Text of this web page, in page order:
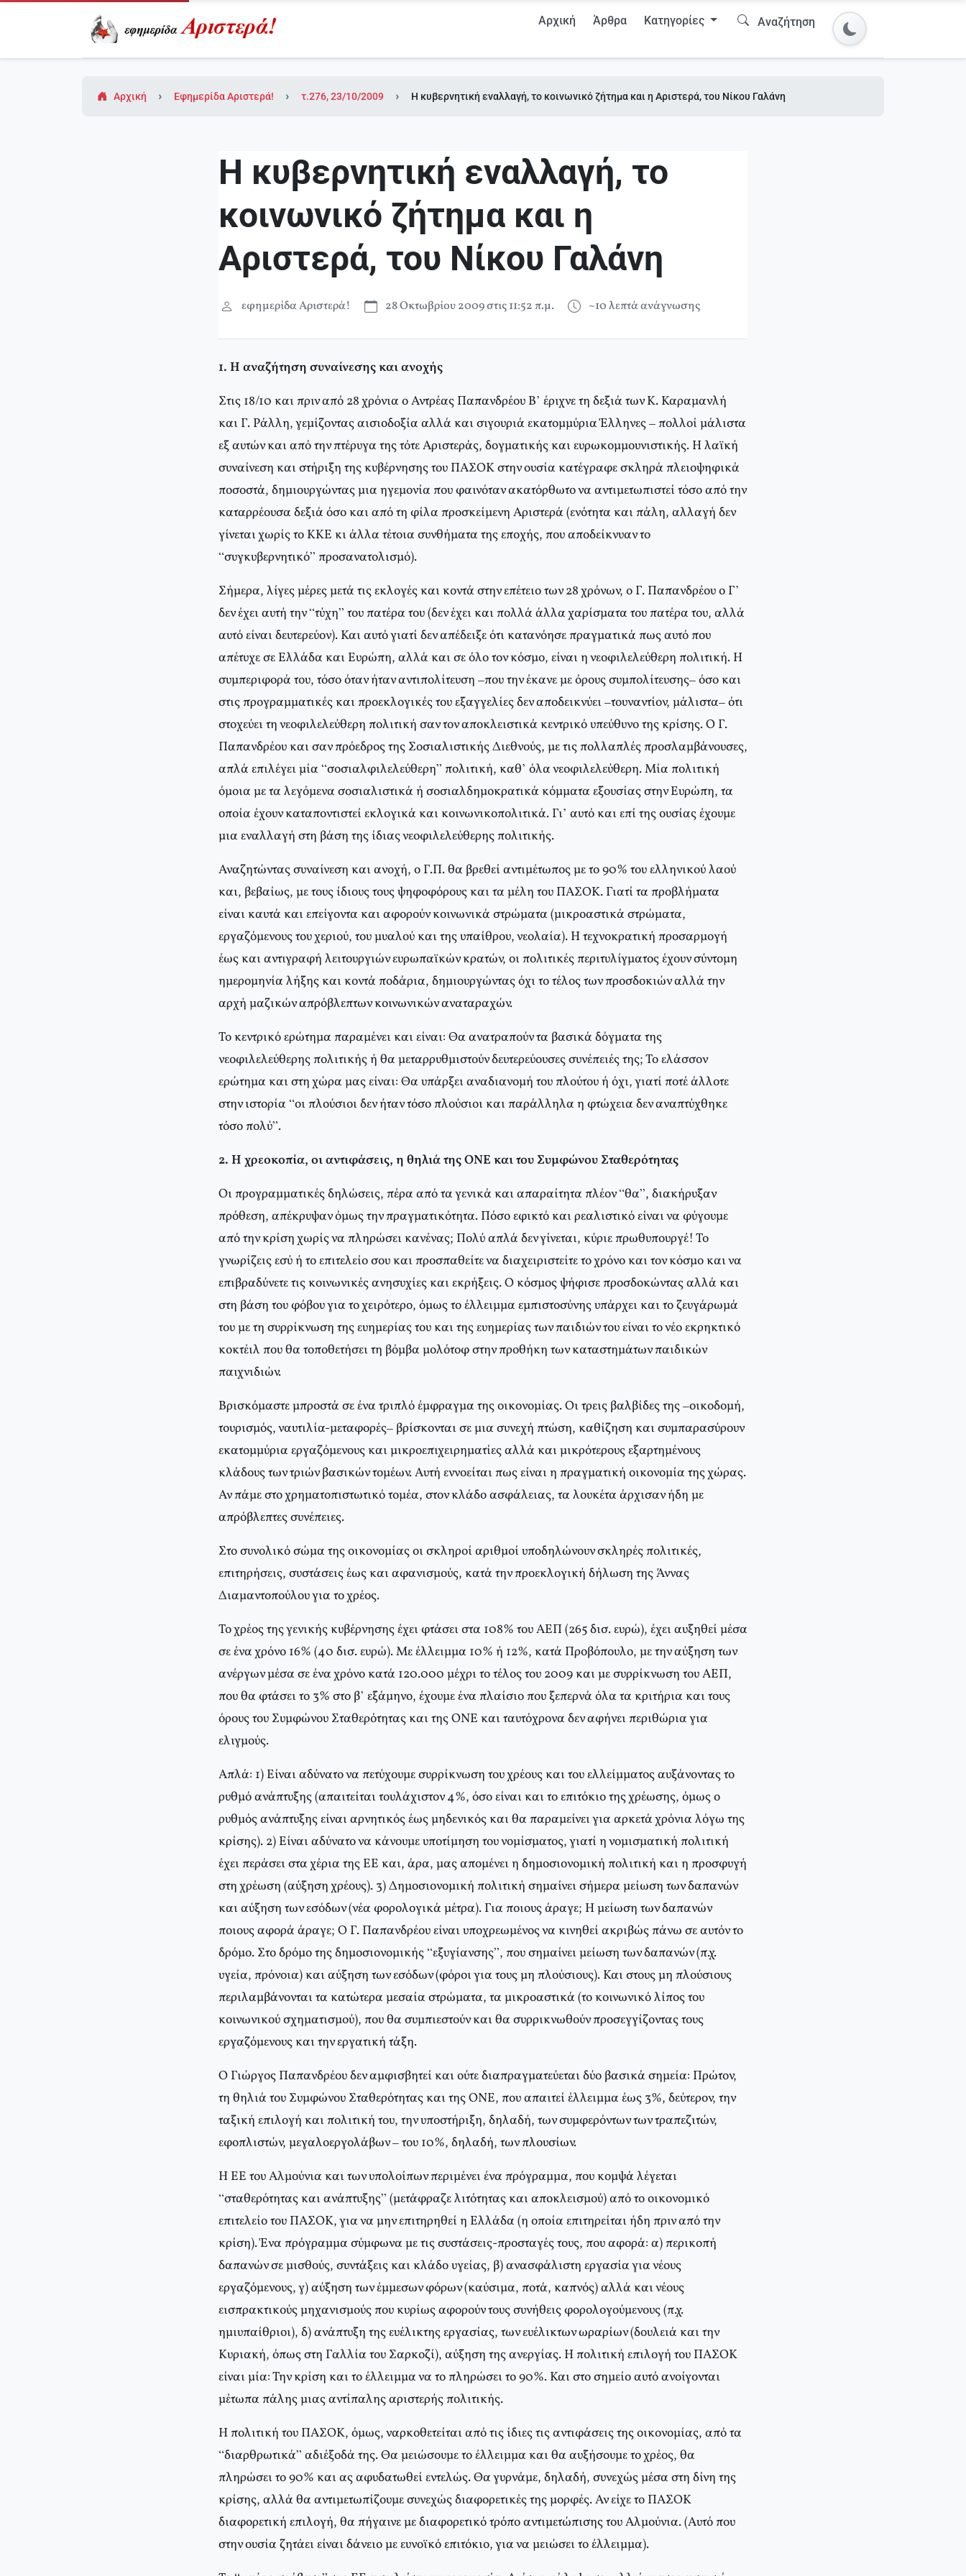
Αρχική Άρθρα Κατηγορίες Αναζήτηση
Αρχική Εφημερίδα Αριστερά! τ.276, 23/10/2009 Η κυβερνητική εναλλαγή, το κοινωνικό ζήτημα και η Αριστερά, του Νίκου Γαλάνη
Η κυβερνητική εναλλαγή, το
κοινωνικό ζήτημα και η
Αριστερά, του Νίκου Γαλάνη
εφημερίδα Αριστερά! 28 Οκτωβρίου 2009 στις 11:52 π.μ. ~10 λεπτά ανάγνωσης
1. Η αναζήτηση συναίνεσης και ανοχής
Στις 18/10 και πριν από 28 χρόνια ο Αντρέας Παπανδρέου Β’ έριχνε τη δεξιά των Κ. Καραμανλή
και Γ. Ράλλη, γεμίζοντας αισιοδοξία αλλά και σιγουριά εκατομμύρια Έλληνες – πολλοί μάλιστα
εξ αυτών και από την πτέρυγα της τότε Αριστεράς, δογματικής και ευρωκομμουνιστικής. Η λαϊκή
συναίνεση και στήριξη της κυβέρνησης του ΠΑΣΟΚ στην ουσία κατέγραφε σκληρά πλειοψηφικά
ποσοστά, δημιουργώντας μια ηγεμονία που φαινόταν ακατόρθωτο να αντιμετωπιστεί τόσο από την
καταρρέουσα δεξιά όσο και από τη φίλα προσκείμενη Αριστερά (ενότητα και πάλη, αλλαγή δεν
γίνεται χωρίς το ΚΚΕ κι άλλα τέτοια συνθήματα της εποχής, που αποδείκνυαν το
“συγκυβερνητικό” προσανατολισμό).
Σήμερα, λίγες μέρες μετά τις εκλογές και κοντά στην επέτειο των 28 χρόνων, ο Γ. Παπανδρέου ο Γ’
δεν έχει αυτή την “τύχη” του πατέρα του (δεν έχει και πολλά άλλα χαρίσματα του πατέρα του, αλλά
αυτό είναι δευτερεύον). Και αυτό γιατί δεν απέδειξε ότι κατανόησε πραγματικά πως αυτό που
απέτυχε σε Ελλάδα και Ευρώπη, αλλά και σε όλο τον κόσμο, είναι η νεοφιλελεύθερη πολιτική. Η
συμπεριφορά του, τόσο όταν ήταν αντιπολίτευση –που την έκανε με όρους συμπολίτευσης– όσο και
στις προγραμματικές και προεκλογικές του εξαγγελίες δεν αποδεικνύει –τουναντίον, μάλιστα– ότι
στοχεύει τη νεοφιλελεύθερη πολιτική σαν τον αποκλειστικά κεντρικό υπεύθυνο της κρίσης. Ο Γ.
Παπανδρέου και σαν πρόεδρος της Σοσιαλιστικής Διεθνούς, με τις πολλαπλές προσλαμβάνουσες,
απλά επιλέγει μία “σοσιαλφιλελεύθερη” πολιτική, καθ’ όλα νεοφιλελεύθερη. Μία πολιτική
όμοια με τα λεγόμενα σοσιαλιστικά ή σοσιαλδημοκρατικά κόμματα εξουσίας στην Ευρώπη, τα
οποία έχουν καταποντιστεί εκλογικά και κοινωνικοπολιτικά. Γι’ αυτό και επί της ουσίας έχουμε
μια εναλλαγή στη βάση της ίδιας νεοφιλελεύθερης πολιτικής.
Αναζητώντας συναίνεση και ανοχή, ο Γ.Π. θα βρεθεί αντιμέτωπος με το 90% του ελληνικού λαού
και, βεβαίως, με τους ίδιους τους ψηφοφόρους και τα μέλη του ΠΑΣΟΚ. Γιατί τα προβλήματα
είναι καυτά και επείγοντα και αφορούν κοινωνικά στρώματα (μικροαστικά στρώματα,
εργαζόμενους του χεριού, του μυαλού και της υπαίθρου, νεολαία). Η τεχνοκρατική προσαρμογή
έως και αντιγραφή λειτουργιών ευρωπαϊκών κρατών, οι πολιτικές περιτυλίγματος έχουν σύντομη
ημερομηνία λήξης και κοντά ποδάρια, δημιουργώντας όχι το τέλος των προσδοκιών αλλά την
αρχή μαζικών απρόβλεπτων κοινωνικών αναταραχών.
Το κεντρικό ερώτημα παραμένει και είναι: Θα ανατραπούν τα βασικά δόγματα της
νεοφιλελεύθερης πολιτικής ή θα μεταρρυθμιστούν δευτερεύουσες συνέπειές της; Το ελάσσον
ερώτημα και στη χώρα μας είναι: Θα υπάρξει αναδιανομή του πλούτου ή όχι, γιατί ποτέ άλλοτε
στην ιστορία “οι πλούσιοι δεν ήταν τόσο πλούσιοι και παράλληλα η φτώχεια δεν αναπτύχθηκε
τόσο πολύ”.
2. Η χρεοκοπία, οι αντιφάσεις, η θηλιά της ΟΝΕ και του Συμφώνου Σταθερότητας
Οι προγραμματικές δηλώσεις, πέρα από τα γενικά και απαραίτητα πλέον “θα”, διακήρυξαν
πρόθεση, απέκρυψαν όμως την πραγματικότητα. Πόσο εφικτό και ρεαλιστικό είναι να φύγουμε
από την κρίση χωρίς να πληρώσει κανένας; Πολύ απλά δεν γίνεται, κύριε πρωθυπουργέ! Το
γνωρίζεις εσύ ή το επιτελείο σου και προσπαθείτε να διαχειριστείτε το χρόνο και τον κόσμο και να
επιβραδύνετε τις κοινωνικές ανησυχίες και εκρήξεις. Ο κόσμος ψήφισε προσδοκώντας αλλά και
στη βάση του φόβου για το χειρότερο, όμως το έλλειμμα εμπιστοσύνης υπάρχει και το ζευγάρωμά
του με τη συρρίκνωση της ευημερίας του και της ευημερίας των παιδιών του είναι το νέο εκρηκτικό
κοκτέιλ που θα τοποθετήσει τη βόμβα μολότοφ στην προθήκη των καταστημάτων παιδικών
παιχνιδιών.
Βρισκόμαστε μπροστά σε ένα τριπλό έμφραγμα της οικονομίας. Οι τρεις βαλβίδες της –οικοδομή,
τουρισμός, ναυτιλία-μεταφορές– βρίσκονται σε μια συνεχή πτώση, καθίζηση και συμπαρασύρουν
εκατομμύρια εργαζόμενους και μικροεπιχειρηματίες αλλά και μικρότερους εξαρτημένους
κλάδους των τριών βασικών τομέων. Αυτή εννοείται πως είναι η πραγματική οικονομία της χώρας.
Αν πάμε στο χρηματοπιστωτικό τομέα, στον κλάδο ασφάλειας, τα λουκέτα άρχισαν ήδη με
απρόβλεπτες συνέπειες.
Στο συνολικό σώμα της οικονομίας οι σκληροί αριθμοί υποδηλώνουν σκληρές πολιτικές,
επιτηρήσεις, συστάσεις έως και αφανισμούς, κατά την προεκλογική δήλωση της Άννας
Διαμαντοπούλου για το χρέος.
Το χρέος της γενικής κυβέρνησης έχει φτάσει στα 108% του ΑΕΠ (265 δισ. ευρώ), έχει αυξηθεί μέσα
σε ένα χρόνο 16% (40 δισ. ευρώ). Με έλλειμμα 10% ή 12%, κατά Προβόπουλο, με την αύξηση των
ανέργων μέσα σε ένα χρόνο κατά 120.000 μέχρι το τέλος του 2009 και με συρρίκνωση του ΑΕΠ,
που θα φτάσει το 3% στο β’ εξάμηνο, έχουμε ένα πλαίσιο που ξεπερνά όλα τα κριτήρια και τους
όρους του Συμφώνου Σταθερότητας και της ΟΝΕ και ταυτόχρονα δεν αφήνει περιθώρια για
ελιγμούς.
Απλά: 1) Είναι αδύνατο να πετύχουμε συρρίκνωση του χρέους και του ελλείμματος αυξάνοντας το
ρυθμό ανάπτυξης (απαιτείται τουλάχιστον 4%, όσο είναι και το επιτόκιο της χρέωσης, όμως ο
ρυθμός ανάπτυξης είναι αρνητικός έως μηδενικός και θα παραμείνει για αρκετά χρόνια λόγω της
κρίσης). 2) Είναι αδύνατο να κάνουμε υποτίμηση του νομίσματος, γιατί η νομισματική πολιτική
έχει περάσει στα χέρια της ΕΕ και, άρα, μας απομένει η δημοσιονομική πολιτική και η προσφυγή
στη χρέωση (αύξηση χρέους). 3) Δημοσιονομική πολιτική σημαίνει σήμερα μείωση των δαπανών
και αύξηση των εσόδων (νέα φορολογικά μέτρα). Για ποιους άραγε; Η μείωση των δαπανών
ποιους αφορά άραγε; Ο Γ. Παπανδρέου είναι υποχρεωμένος να κινηθεί ακριβώς πάνω σε αυτόν το
δρόμο. Στο δρόμο της δημοσιονομικής “εξυγίανσης”, που σημαίνει μείωση των δαπανών (π.χ.
υγεία, πρόνοια) και αύξηση των εσόδων (φόροι για τους μη πλούσιους). Και στους μη πλούσιους
περιλαμβάνονται τα κατώτερα μεσαία στρώματα, τα μικροαστικά (το κοινωνικό λίπος του
κοινωνικού σχηματισμού), που θα συμπιεστούν και θα συρρικνωθούν προσεγγίζοντας τους
εργαζόμενους και την εργατική τάξη.
Ο Γιώργος Παπανδρέου δεν αμφισβητεί και ούτε διαπραγματεύεται δύο βασικά σημεία: Πρώτον,
τη θηλιά του Συμφώνου Σταθερότητας και της ΟΝΕ, που απαιτεί έλλειμμα έως 3%, δεύτερον, την
ταξική επιλογή και πολιτική του, την υποστήριξη, δηλαδή, των συμφερόντων των τραπεζιτών,
εφοπλιστών, μεγαλοεργολάβων – του 10%, δηλαδή, των πλουσίων.
Η ΕΕ του Αλμούνια και των υπολοίπων περιμένει ένα πρόγραμμα, που κομψά λέγεται
“σταθερότητας και ανάπτυξης” (μετάφραζε λιτότητας και αποκλεισμού) από το οικονομικό
επιτελείο του ΠΑΣΟΚ, για να μην επιτηρηθεί η Ελλάδα (η οποία επιτηρείται ήδη πριν από την
κρίση). Ένα πρόγραμμα σύμφωνα με τις συστάσεις-προσταγές τους, που αφορά: α) περικοπή
δαπανών σε μισθούς, συντάξεις και κλάδο υγείας, β) ανασφάλιστη εργασία για νέους
εργαζόμενους, γ) αύξηση των έμμεσων φόρων (καύσιμα, ποτά, καπνός) αλλά και νέους
εισπρακτικούς μηχανισμούς που κυρίως αφορούν τους συνήθεις φορολογούμενους (π.χ.
ημιυπαίθριοι), δ) ανάπτυξη της ευέλικτης εργασίας, των ευέλικτων ωραρίων (δουλειά και την
Κυριακή, όπως στη Γαλλία του Σαρκοζί), αύξηση της ανεργίας. Η πολιτική επιλογή του ΠΑΣΟΚ
είναι μία: Την κρίση και το έλλειμμα να το πληρώσει το 90%. Και στο σημείο αυτό ανοίγονται
μέτωπα πάλης μιας αντίπαλης αριστερής πολιτικής.
Η πολιτική του ΠΑΣΟΚ, όμως, ναρκοθετείται από τις ίδιες τις αντιφάσεις της οικονομίας, από τα
“διαρθρωτικά” αδιέξοδά της. Θα μειώσουμε το έλλειμμα και θα αυξήσουμε το χρέος, θα
πληρώσει το 90% και ας αφυδατωθεί εντελώς. Θα γυρνάμε, δηλαδή, συνεχώς μέσα στη δίνη της
κρίσης, αλλά θα αντιμετωπίζουμε συνεχώς διαφορετικές της μορφές. Αν είχε το ΠΑΣΟΚ
διαφορετική επιλογή, θα πήγαινε με διαφορετικό τρόπο αντιμετώπισης του Αλμούνια. (Αυτό που
στην ουσία ζητάει είναι δάνειο με ευνοϊκό επιτόκιο, για να μειώσει το έλλειμμα).